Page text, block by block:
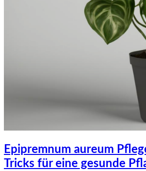
Epipremnum aureum
Tricks für eine gesunde